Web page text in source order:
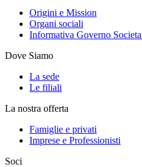
Origini e Mission
Organi sociali
Informativa Governo
Dove Siamo
La sede
Le filiali
La nostra offerta
Famiglie e privati
Imprese e Professionisti
Soci